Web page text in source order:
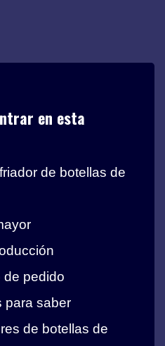
en esta
de botellas de
de pedido
para saber
de botellas de